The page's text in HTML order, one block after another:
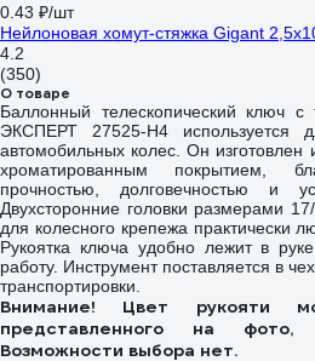
0.43 ₽/шт
Нейлоновая хомут-стяжка Gigant
4.2
(350)
О товаре
Баллонный телескопический ключ
ЭКСПЕРТ 27525-H4 используется
автомобильных колес. Он изготовлен
хроматированным покрытием,
прочностью, долговечностью и
Двухсторонние головки размерами
для колесного крепежа практически
Рукоятка ключа удобно лежит в
работу. Инструмент поставляется в
транспортировки.
Внимание! Цвет рукояти
представленного на
Возможности выбора нет.